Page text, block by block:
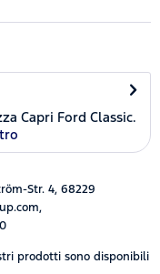
Capri Ford Classic.
Str. 4, 68229
prodotti sono disponibili